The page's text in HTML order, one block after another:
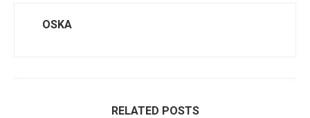
OSKA
RELATED POSTS